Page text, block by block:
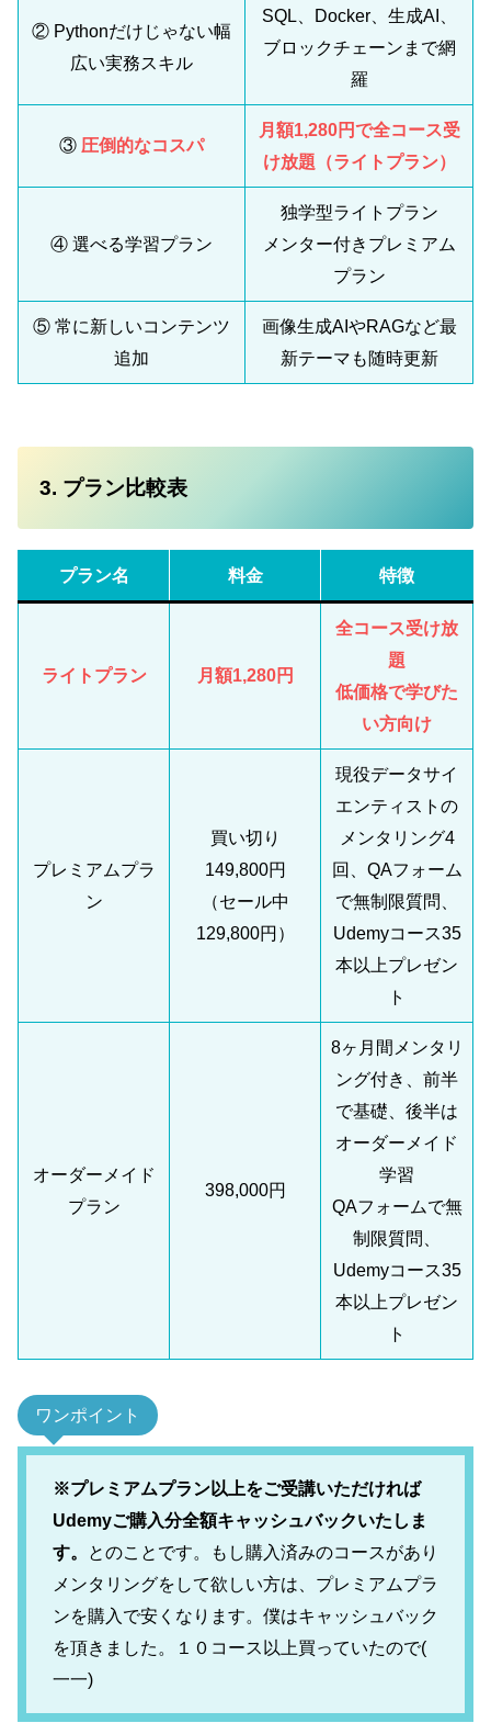
② Pythonだけじゃない幅
広い実務スキル
SQL、Docker、生成AI、
ブロックチェーンまで網
羅
③ 圧倒的なコスパ
月額1,280円で全コース受
け放題（ライトプラン）
④ 選べる学習プラン
独学型ライトプラン
メンター付きプレミアム
プラン
⑤ 常に新しいコンテンツ
追加
画像生成AIやRAGなど最
新テーマも随時更新
3. プラン比較表
プラン名 料金 特徴
ライトプラン 月額1,280円
全コース受け放
題
低価格で学びた
い方向け
プレミアムプラ
ン
買い切り
149,800円
（セール中
129,800円）
現役データサイ
エンティストの
メンタリング4
回、QAフォーム
で無制限質問、
Udemyコース35
本以上プレゼン
ト
オーダーメイド
プラン
398,000円
8ヶ月間メンタリ
ング付き、前半
で基礎、後半は
オーダーメイド
学習
QAフォームで無
制限質問、
Udemyコース35
本以上プレゼン
ト
ワンポイント
※プレミアムプラン以上をご受講いただければ
Udemyご購入分全額キャッシュバックいたしま
す。
とのことです。もし購入済みのコースがあり
メンタリングをして欲しい方は、プレミアムプラ
ンを購入で安くなります。僕はキャッシュバック
を頂きました。１０コース以上買っていたので(
一一)